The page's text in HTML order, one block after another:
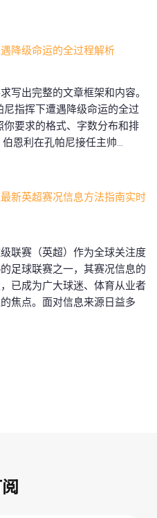
降级命运的全过程解析
写出完整的文章框架和内容。
尼指挥下遭遇降级命运的全过
你要求的格式、字数分布和排
恩利在孔帕尼接任主帅...
新英超赛况信息方法指南实时
联赛（英超）作为全球关注度
足球联赛之一，其赛况信息的
已成为广大球迷、体育从业者
焦点。面对信息来源日益多